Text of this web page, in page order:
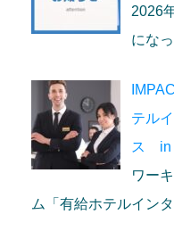
2026
にな
テル
ス in
ワー
ム「有給ホテルイン